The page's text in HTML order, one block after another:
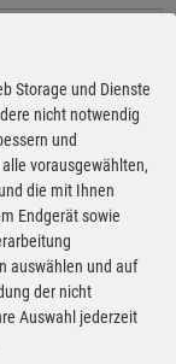
Route planen
Route planen
Storage und Dienste
nicht notwendig
und
vorausgewählten,
die mit Ihnen
Endgerät sowie
auswählen und auf
der nicht
Auswahl jederzeit